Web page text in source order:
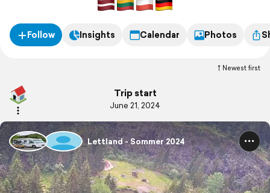
Follow Insights Calendar Photos
Newest first
Trip start
June 21, 2024
Lettland - Sommer 2024